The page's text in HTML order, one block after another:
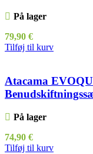
På lager
79,90 €
Tilføj til kurv
Atacama
På lager
74,90 €
Tilføj til kurv